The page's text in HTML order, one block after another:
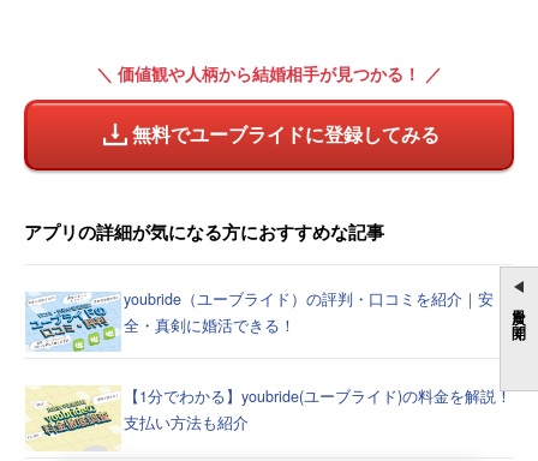
目次を開く
＼ 価値観や人柄から結婚相手が見つかる！ ／
無料でユーブライドに登録してみる
アプリの詳細が気になる方におすすめな記事
youbride（ユーブライド）の評判・口コミを紹介｜安
全・真剣に婚活できる！
【1分でわかる】youbride(ユーブライド)の料金を解説！
支払い方法も紹介